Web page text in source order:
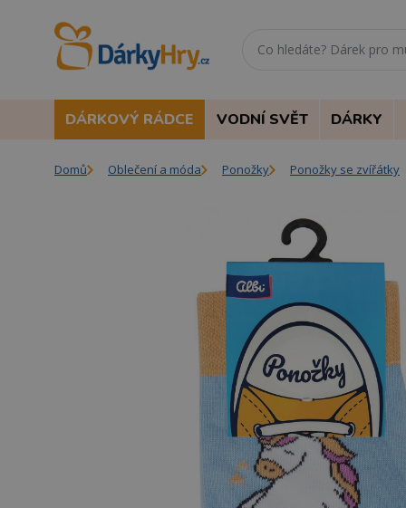
DÁRKOVÝ RÁDCE VODNÍ SVĚT DÁRKY
Domů Oblečení a móda Ponožky Ponožky se zvířátky